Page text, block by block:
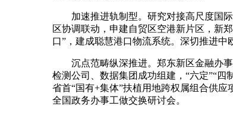
加速推进轨制型。研究对接高尺度国际
区协调联动，申建自贸区空港新片区，新
口”，建成聪慧港口物流系统。深切推进
沉点范畴纵深推进。郑东新区金融办事
检测公司、数据集团成功组建，“六定”“
省首“国有+集体”扶植用地跨权属组合供
全国政务办事工做交换研讨会。